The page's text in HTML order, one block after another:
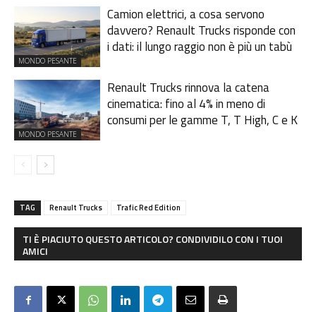
MONDO PESANTE
Camion elettrici, a cosa servono
davvero? Renault Trucks risponde con
i dati: il lungo raggio non è più un tabù
MONDO PESANTE
Renault Trucks rinnova la catena
cinematica: fino al 4% in meno di
consumi per le gamme T, T High, C e K
TAG Renault Trucks Trafic Red Edition
TI È PIACIUTO QUESTO ARTICOLO? CONDIVIDILO CON I TUOI
AMICI